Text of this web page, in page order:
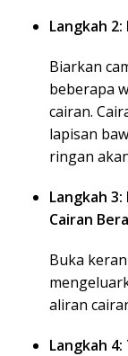
Langkah
Biarkan
beberapa
cairan.
lapisan
ringan
Langkah
Cairan
Buka
aliran
Langkah